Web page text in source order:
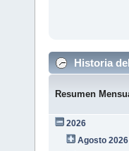
Historia
Resumen
2026
Agosto 2026